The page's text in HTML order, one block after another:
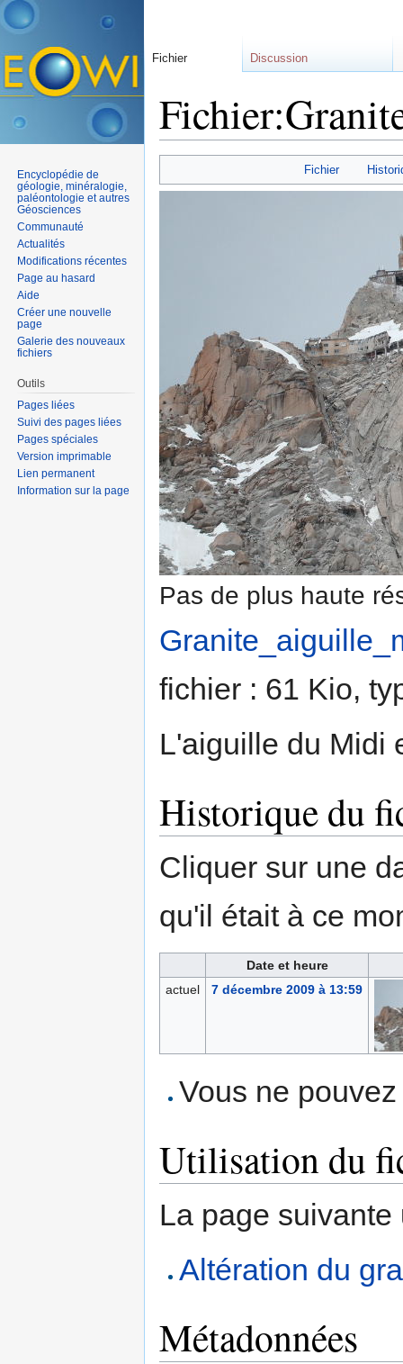
Fichier
Pas de plus haute
fichier : 61 Kio,
L'aiguille du Midi
Historique du
Cliquer sur une
qu'il était à ce
Date et heure
actuel
7 décembre 2009 à 13:59
Vous ne
Utilisation du
La page
Altération du
Métadonnées
Fichier Discussion
Encyclopédie de
géologie, minéralogie,
paléontologie et autres
Géosciences
Communauté
Actualités
Modifications récentes
Page au hasard
Aide
Créer une nouvelle
page
Galerie des nouveaux
fichiers
Outils
Pages liées
Suivi des pages liées
Pages spéciales
Version imprimable
Lien permanent
Information sur la page